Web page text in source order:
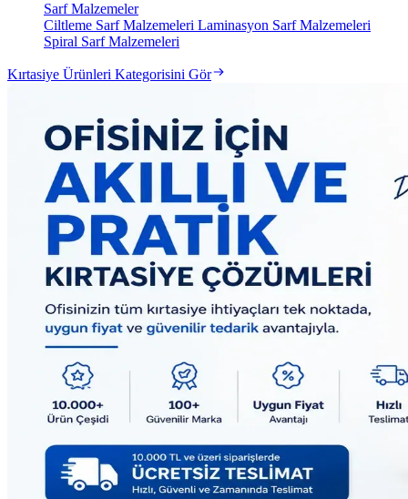
Sarf Malzemeler
Ciltleme Sarf Malzemeleri Laminasyon Sarf Malzemeleri
Spiral Sarf Malzemeleri
Kırtasiye Ürünleri Kategorisini Gör